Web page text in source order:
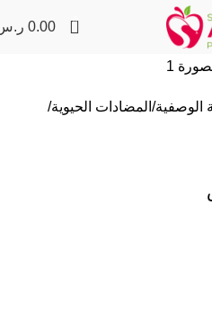
0
0.00
الوصفية المضادات الحيوية